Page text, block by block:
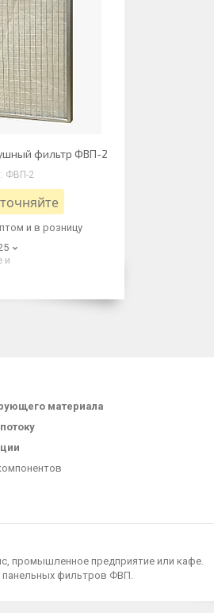
фильтр ФВП-2
ФВП-2
и в розницу
и
материала
промышленное предприятие или кафе.
панельных фильтров ФВП.